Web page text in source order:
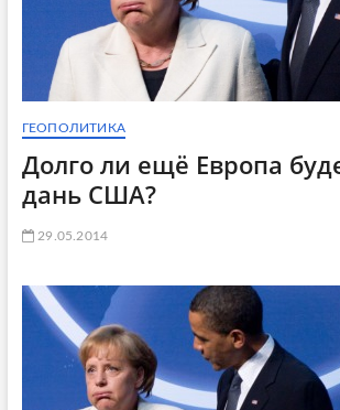
ГЕОПОЛИТИКА
Долго ли ещё Европа
дань США?
29.05.2014